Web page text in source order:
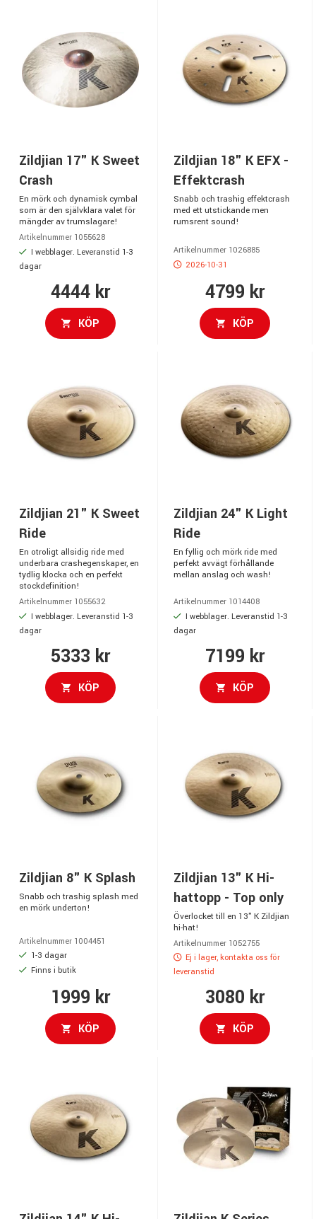
Zildjian 17" K Sweet
Crash
En mörk och dynamisk cymbal
som är den självklara valet för
mängder av trumslagare!
Artikelnummer 1055628
I webblager. Leveranstid 1-3
dagar
4444 kr
KÖP
Zildjian 18" K EFX -
Effektcrash
Snabb och trashig effektcrash
med ett utstickande men
rumsrent sound!
Artikelnummer 1026885
2026-10-31
4799 kr
KÖP
Zildjian 21" K Sweet
Ride
En otroligt allsidig ride med
underbara crashegenskaper, en
tydlig klocka och en perfekt
stockdefinition!
Artikelnummer 1055632
I webblager. Leveranstid 1-3
dagar
5333 kr
KÖP
Zildjian 24" K Light
Ride
En fyllig och mörk ride med
perfekt avvägt förhållande
mellan anslag och wash!
Artikelnummer 1014408
I webblager. Leveranstid 1-3
dagar
7199 kr
KÖP
Zildjian 8" K Splash
Snabb och trashig splash med
en mörk underton!
Artikelnummer 1004451
1-3 dagar
Finns i butik
1999 kr
KÖP
Zildjian 13" K Hi-
hattopp - Top only
Överlocket till en 13" K Zildjian
hi-hat!
Artikelnummer 1052755
Ej i lager, kontakta oss för
leveranstid
3080 kr
KÖP